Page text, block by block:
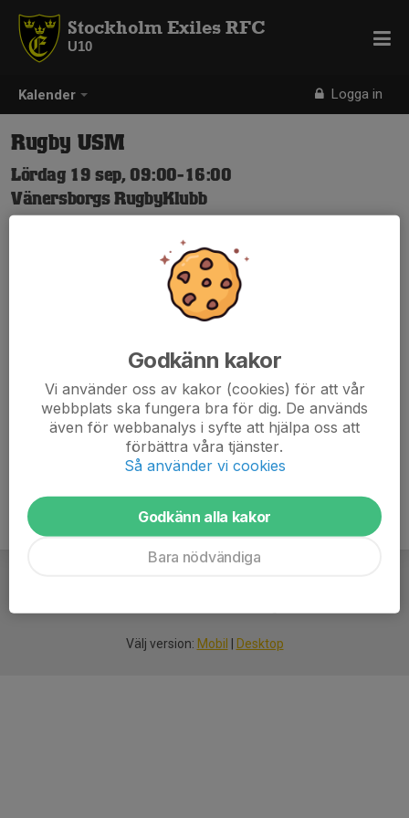
Kalender Logga in
Stockholm Exiles RFC
U10
Rugby USM
Lördag 19 sep, 09:00-16:00
Vänersborgs RugbyKlubb
www.svenskalag.se/vrk/nyheter/2292216/ungdoms-
Anmälan är öppen för lagets medlemmar & målsmän.Logga in
Välj version: Mobil Desktop
Godkänn kakor
Vi använder oss av kakor (cookies) för att vår
webbplats ska fungera bra för dig. De används
även för webbanalys i syfte att hjälpa oss att
förbättra våra tjänster.
Så använder vi cookies
Godkänn alla kakor
Bara nödvändiga